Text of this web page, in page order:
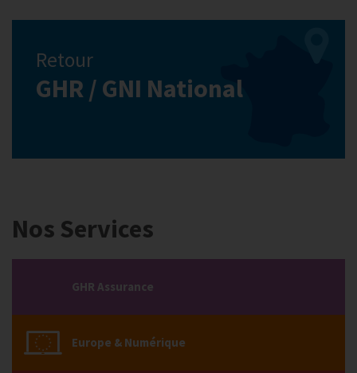
Retour
GHR / GNI National
Nos Services
GHR Assurance
Europe & Numérique